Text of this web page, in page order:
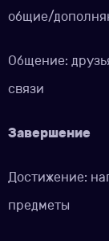
общие/
Общение:
связи
Завершение
Достижение:
предметы